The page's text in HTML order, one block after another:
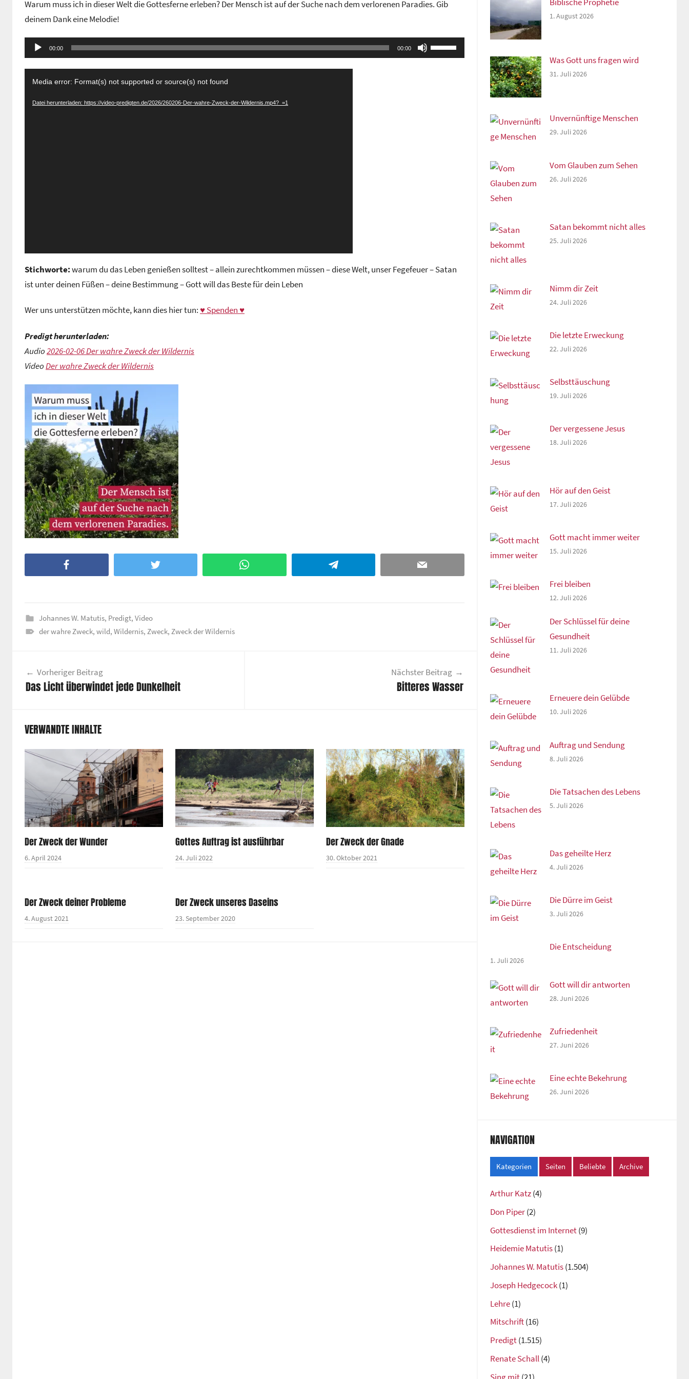
n
m
e
n
d
Warum muss ich in dieser Welt die Gottesferne erleben? Der Mensch ist auf der Suche nach dem verlorenen Paradies. Gib
deinem Dank eine Melodie!
Audio-
Player
00:00 00:00
Pfeiltasten
Hoch/Runter
Media error: Format(s) not supported or source(s) not found
Datei herunterladen: https://video-predigten.de/2026/260206-Der-wahre-Zweck-der-Wildernis.mp4?_=1
Stichworte:warum du das Leben genießen solltest – allein zurechtkommen müssen – diese Welt, unser Fegefeuer – Satan
ist unter deinen Füßen – deine Bestimmung – Gott will das Beste für dein Leben
Wer uns unterstützen möchte, kann dies hier tun: ♥ Spenden ♥
Predigt herunterladen:
Audio2026-02-06 Der wahre Zweck der Wildernis
VideoDer wahre Zweck der Wildernis
Twitter WhatsApp Telegram Email
Johannes W. Matutis, Predigt, Video
der wahre Zweck, wild, Wildernis, Zweck, Zweck der Wildernis
Vorheriger Beitrag
Das Licht überwindet jede Dunkelheit
Nächster Beitrag
Bitteres Wasser
VERWANDTE INHALTE
Der Zweck der Wunder
6. April 2024
Gottes Auftrag ist ausführbar
24. Juli 2022
Der Zweck der Gnade
30. Oktober 2021
Der Zweck deiner Probleme
4. August 2021
Der Zweck unseres Daseins
23. September 2020
1. August 2026
Was Gott uns fragen wird
31. Juli 2026
Unvernünftige Menschen
29. Juli 2026
Vom Glauben zum Sehen
26. Juli 2026
Satan bekommt nicht alles
25. Juli 2026
Nimm dir Zeit
24. Juli 2026
Die letzte Erweckung
22. Juli 2026
Selbsttäuschung
19. Juli 2026
Der vergessene Jesus
18. Juli 2026
Hör auf den Geist
17. Juli 2026
Gott macht immer weiter
15. Juli 2026
Frei bleiben
12. Juli 2026
Der Schlüssel für deine
Gesundheit
11. Juli 2026
Erneuere dein Gelübde
10. Juli 2026
Auftrag und Sendung
8. Juli 2026
Die Tatsachen des Lebens
5. Juli 2026
Das geheilte Herz
4. Juli 2026
Die Dürre im Geist
3. Juli 2026
Die Entscheidung
1. Juli 2026
Gott will dir antworten
28. Juni 2026
Zufriedenheit
27. Juni 2026
Eine echte Bekehrung
26. Juni 2026
NAVIGATION
Kategorien Seiten Beliebte Archive
Arthur Katz(4)
Don Piper(2)
Gottesdienst im Internet(9)
Heidemie Matutis(1)
Johannes W. Matutis(1.504)
Joseph Hedgecock(1)
Lehre(1)
Mitschrift(16)
Predigt(1.515)
Renate Schall(4)